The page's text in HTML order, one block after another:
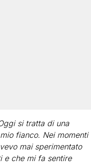
si tratta di una
fianco. Nei momenti
mai sperimentato
e che mi fa sentire